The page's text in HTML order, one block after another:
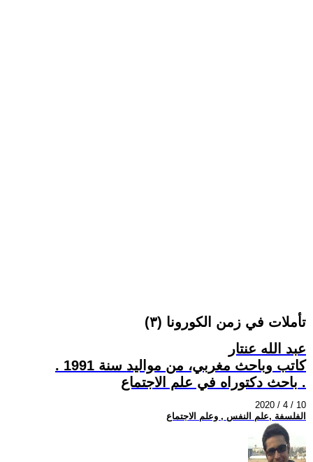
تأملات في زمن الكورونا (٣)
عبد الله عنتار
كاتب وباحث مغربي، من مواليد سنة 1991 .
باحث دكتوراه في علم الاجتماع .
2020 / 4 / 10
الفلسفة ,علم النفس , وعلم الاجتماع